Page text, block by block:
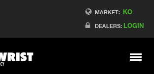
MARKET: KO
DEALERS: LOGIN
Meny